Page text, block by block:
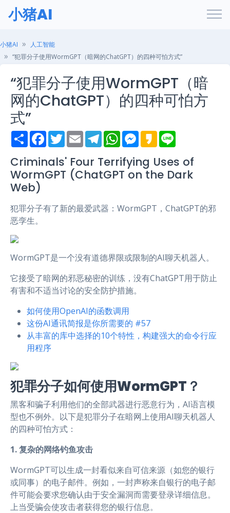
小猪AI
小猪AI
人工智能
“犯罪分子使用WormGPT（暗网的ChatGPT）的四种可怕方式”
“犯罪分子使用WormGPT（暗
网的ChatGPT）的四种可怕方
式”
S
h
r
e
F
a
e
b
o
T
w
t
e
E
m
i
l
T
e
e
g
r
W
h
t
s
A
M
e
s
e
n
K
a
a
o
e
Criminals' Four Terrifying Uses of
WormGPT (ChatGPT on the Dark
Web)
犯罪分子有了新的最爱武器：WormGPT，ChatGPT的邪
恶孪生。
WormGPT是一个没有道德界限或限制的AI聊天机器人。
它接受了暗网的邪恶秘密的训练，没有ChatGPT用于防止
有害和不适当讨论的安全防护措施。
如何使用OpenAI的函数调用
这份AI通讯简报是你所需要的 #57
从丰富的库中选择的10个特性，构建强大的命令行应
用程序
犯罪分子如何使用WormGPT？
黑客和骗子利用他们的全部武器进行恶意行为，AI语言模
型也不例外。以下是犯罪分子在暗网上使用AI聊天机器人
的四种可怕方式：
1. 复杂的网络钓鱼攻击
WormGPT可以生成一封看似来自可信来源（如您的银行
或同事）的电子邮件。例如，一封声称来自银行的电子邮
件可能会要求您确认由于安全漏洞而需要登录详细信息。
上当受骗会使攻击者获得您的银行信息。